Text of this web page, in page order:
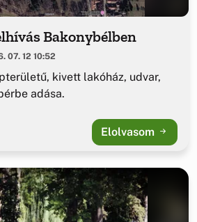
Bakonybélben
07. 12 10:52
kivett lakóház, udvar,
adása.
Elolvasom